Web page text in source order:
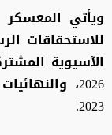
ويأتي
للاستحقاقات
الآسيوية
2023.